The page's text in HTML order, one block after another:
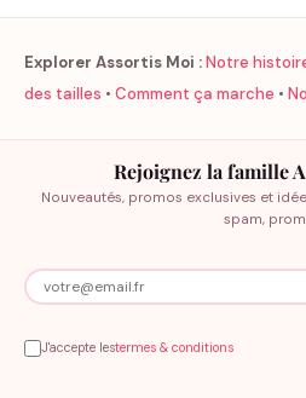
Explorer Assortis Moi :Notre
des tailles • Comment ça marche •
Rejoignez la famille
Nouveautés, promos exclusives et
spam,
J'accepte lestermes & conditions